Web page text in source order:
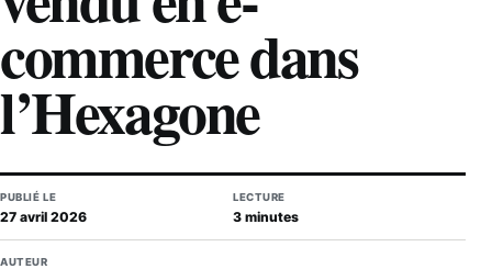
commerce dans
l’Hexagone
PUBLIÉ LE
27 avril 2026
LECTURE
3 minutes
AUTEUR